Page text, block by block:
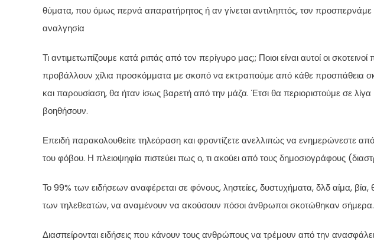
θύματα, που όμως περνά απαρατήρητος ή αν γίνεται αντιληπτός, τον προσπερνάμε
αναλγησία
Τι αντιμετωπίζουμε κατά ριπάς από τον περίγυρο μας;; Ποιοι είναι αυτοί οι
προβάλλουν χίλια προσκόμματα με σκοπό να εκτραπούμε από κάθε προσπάθεια
και παρουσίαση, θα ήταν ίσως βαρετή από την μάζα. Έτσι θα περιοριστούμε σε
βοηθήσουν.
Επειδή παρακολουθείτε τηλεόραση και φροντίζετε ανελλιπώς να ενημερώνεστε
του φόβου. Η πλειοψηφία πιστεύει πως ο, τι ακούει από τους δημοσιογράφους
Το 99% των ειδήσεων αναφέρεται σε φόνους, ληστείες, δυστυχήματα, δλδ αίμα, βία,
των τηλεθεατών, να αναμένουν να ακούσουν πόσοι άνθρωποι σκοτώθηκαν σήμερα.
Διασπείρονται ειδήσεις που κάνουν τους ανθρώπους να τρέμουν από την